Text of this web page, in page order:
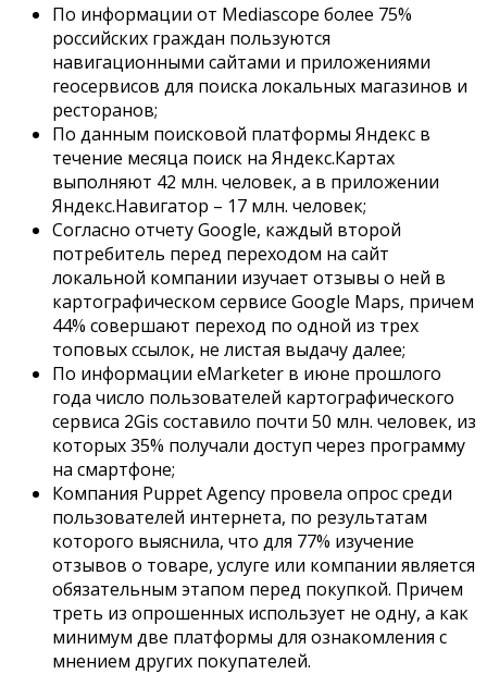
По информации от Mediascope более 75%
российских граждан пользуются
навигационными сайтами и приложениями
геосервисов для поиска локальных магазинов и
ресторанов;
По данным поисковой платформы Яндекс в
течение месяца поиск на Яндекс.Картах
выполняют 42 млн. человек, а в приложении
Яндекс.Навигатор – 17 млн. человек;
Согласно отчету Google, каждый второй
потребитель перед переходом на сайт
локальной компании изучает отзывы о ней в
картографическом сервисе Google Maps, причем
44% совершают переход по одной из трех
топовых ссылок, не листая выдачу далее;
По информации eMarketer в июне прошлого
года число пользователей картографического
сервиса 2Gis составило почти 50 млн. человек, из
которых 35% получали доступ через программу
на смартфоне;
Компания Puppet Agency провела опрос среди
пользователей интернета, по результатам
которого выяснила, что для 77% изучение
отзывов о товаре, услуге или компании является
обязательным этапом перед покупкой. Причем
треть из опрошенных использует не одну, а как
минимум две платформы для ознакомления с
мнением других покупателей.